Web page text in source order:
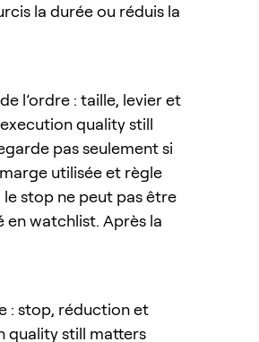
la durée ou réduis la
l’ordre : taille, levier et
quality still
pas seulement si
utilisée et règle
le stop ne peut pas être
en watchlist. Après la
: stop, réduction et
quality still matters